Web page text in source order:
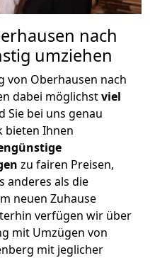
nach
umziehen
von Oberhausen nach
dabei möglichstviel
Sie bei uns genau
bieten Ihnen
zu fairen Preisen,
anderes als die
neuen Zuhause
verfügen wir über
mit Umzügen von
mit jeglicher